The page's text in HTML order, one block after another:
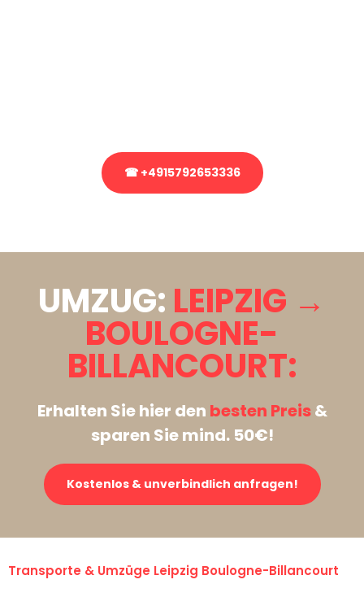
☎ +4915792653336
UMZUG: LEIPZIG →
BOULOGNE-
BILLANCOURT:
Erhalten Sie hier den besten Preis&
sparen Sie mind. 50€!
Kostenlos & unverbindlich anfragen!
Transporte & Umzüge Leipzig Boulogne-Billancourt